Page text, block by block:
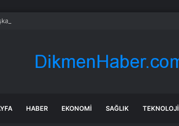
Özçelik personelle bayramlaştı
HABER EKONOMI SAĞLIK TEKNOLOJI